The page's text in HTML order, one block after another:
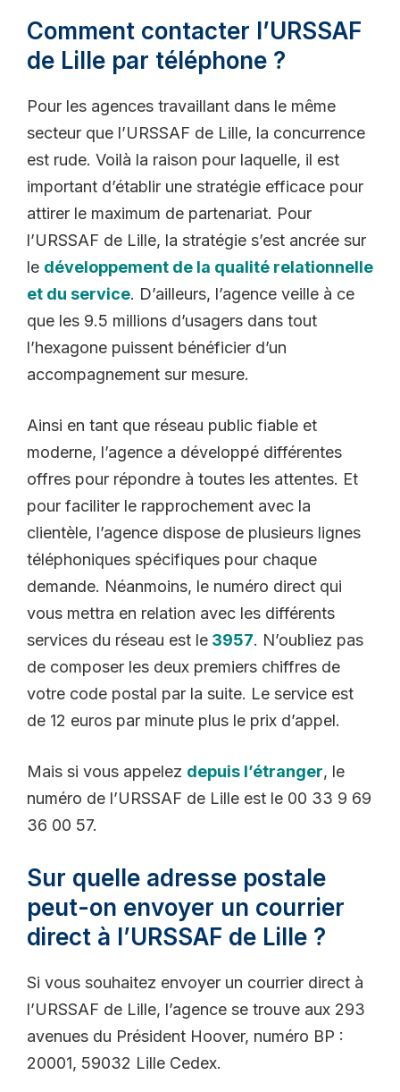
Comment contacter l’URSSAF
de Lille par téléphone ?
Pour les agences travaillant dans le même
secteur que l’URSSAF de Lille, la concurrence
est rude. Voilà la raison pour laquelle, il est
important d’établir une stratégie efficace pour
attirer le maximum de partenariat. Pour
l’URSSAF de Lille, la stratégie s’est ancrée sur
le développement de la qualité relationnelle
et du service. D’ailleurs, l’agence veille à ce
que les 9.5 millions d’usagers dans tout
l’hexagone puissent bénéficier d’un
accompagnement sur mesure.
Ainsi en tant que réseau public fiable et
moderne, l’agence a développé différentes
offres pour répondre à toutes les attentes. Et
pour faciliter le rapprochement avec la
clientèle, l’agence dispose de plusieurs lignes
téléphoniques spécifiques pour chaque
demande. Néanmoins, le numéro direct qui
vous mettra en relation avec les différents
services du réseau est le 3957. N’oubliez pas
de composer les deux premiers chiffres de
votre code postal par la suite. Le service est
de 12 euros par minute plus le prix d’appel.
Mais si vous appelez depuis l’étranger, le
numéro de l’URSSAF de Lille est le 00 33 9 69
36 00 57.
Sur quelle adresse postale
peut-on envoyer un courrier
direct à l’URSSAF de Lille ?
Si vous souhaitez envoyer un courrier direct à
l’URSSAF de Lille, l’agence se trouve aux 293
avenues du Président Hoover, numéro BP :
20001, 59032 Lille Cedex.